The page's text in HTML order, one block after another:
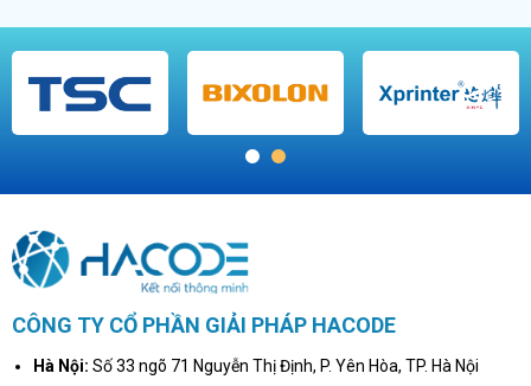
1 2
CÔNG TY CỔ PHẦN GIẢI PHÁP HACODE
Hà Nội: Số 33 ngõ 71 Nguyễn Thị Định, P. Yên Hòa, TP. Hà Nội